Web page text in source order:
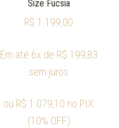
Size Fucsia
R$ 1.199,00
Em até 6x de R$ 199,83
sem juros
ou R$ 1.079,10 no PIX
(10% OFF)